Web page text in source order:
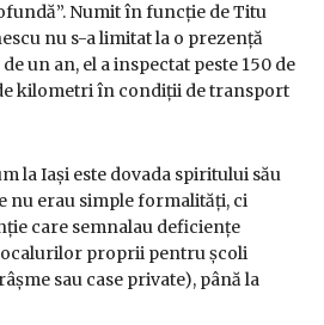
Numit în funcție de Titu
nu s-a limitat la o prezență
un an, el a inspectat peste 150 de
kilometri în condiții de transport
la Iași este dovada spiritului său
nu erau simple formalități, ci
care semnalau deficiențe
proprii pentru școli
sau case private), până la